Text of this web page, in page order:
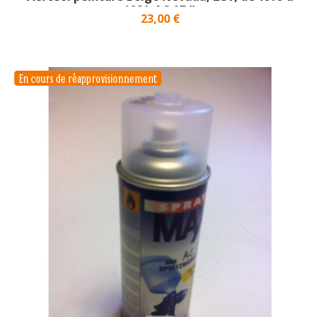
1981_AC 074}
Prix
23,00 €
En cours de réapprovisionnement